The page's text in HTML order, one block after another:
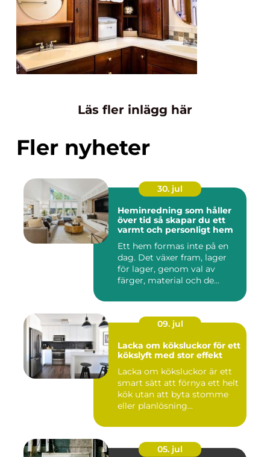
Läs fler inlägg här
Fler nyheter
30. jul
Heminredning som håller
över tid så skapar du ett
varmt och personligt hem
Ett hem formas inte på en
dag. Det växer fram, lager
för lager, genom val av
färger, material och de...
09. jul
Lacka om köksluckor för ett
kökslyft med stor effekt
Lacka om köksluckor är ett
smart sätt att förnya ett helt
kök utan att byta stomme
eller planlösning...
05. jul